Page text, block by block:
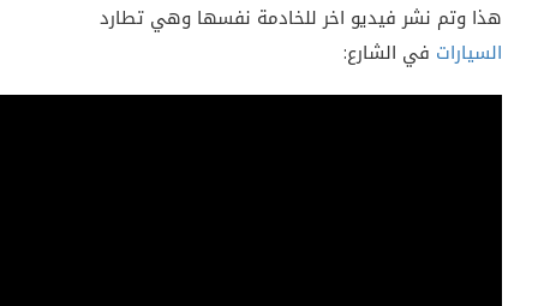
هذا وتم نشر فيديو اخر للخادمة نفسها وهي تطارد
السيارات في الشارع: